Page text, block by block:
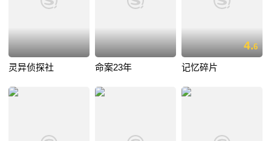
灵异侦探社 命案23年
4.6
记忆碎片